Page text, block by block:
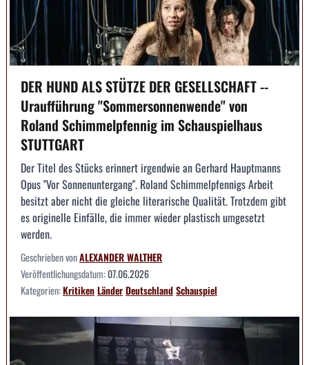
DER HUND ALS STÜTZE DER GESELLSCHAFT --
Uraufführung "Sommersonnenwende" von
Roland Schimmelpfennig im Schauspielhaus
STUTTGART
Der Titel des Stücks erinnert irgendwie an Gerhard Hauptmanns
Opus "Vor Sonnenuntergang". Roland Schimmelpfennigs Arbeit
besitzt aber nicht die gleiche literarische Qualität. Trotzdem gibt
es originelle Einfälle, die immer wieder plastisch umgesetzt
werden.
Geschrieben vonALEXANDER WALTHER
Veröffentlichungsdatum:07.06.2026
Kategorien:KritikenLänderDeutschlandSchauspiel